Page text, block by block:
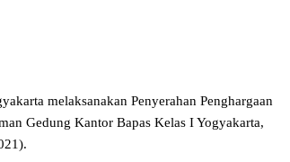
melaksanakan Penyerahan Penghargaan
Gedung Kantor Bapas Kelas I Yogyakarta,